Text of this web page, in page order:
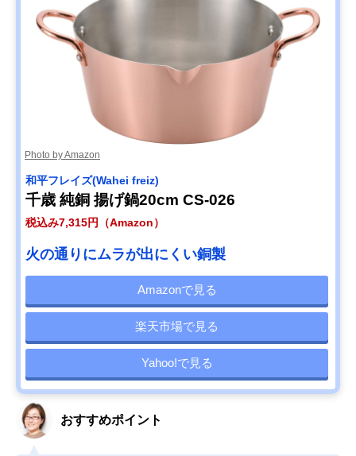
Photo by Amazon
和平フレイズ(Wahei freiz)
千歳 純銅 揚げ鍋20cm CS-026
税込み7,315円（Amazon）
火の通りにムラが出にくい銅製
Amazonで見る
楽天市場で見る
Yahoo!で見る
おすすめポイント